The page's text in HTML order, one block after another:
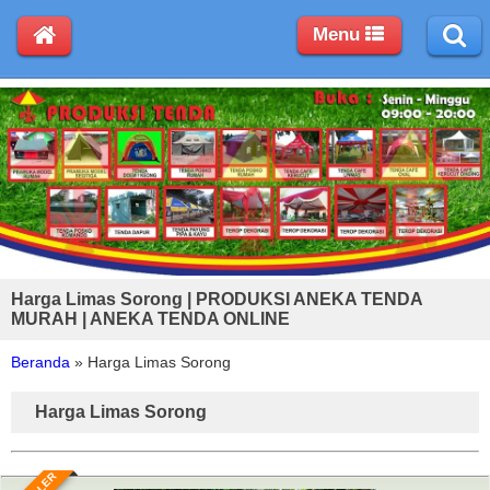
Harga Limas Sorong | PRODUKSI ANEKA TENDA
MURAH | ANEKA TENDA ONLINE
Beranda » Harga Limas Sorong
Harga Limas Sorong
Menu